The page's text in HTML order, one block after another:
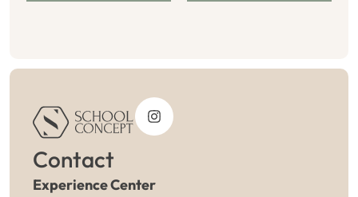
Contact
Experience Center